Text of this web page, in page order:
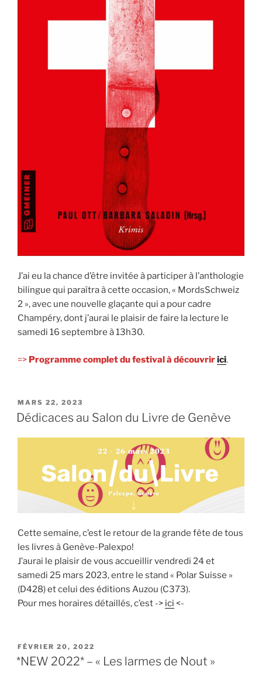
J’ai eu la chance d’être invitée à participer à l’anthologie
bilingue qui paraîtra à cette occasion, « MordsSchweiz
2 », avec une nouvelle glaçante qui a pour cadre
Champéry, dont j’aurai le plaisir de faire la lecture le
samedi 16 septembre à 13h30.
=> Programme complet du festival à découvririci.
PUBLIÉ
LE
MARS 22, 2023
Dédicaces au Salon du Livre de Genève
Cette semaine, c’est le retour de la grande fête de tous
les livres à Genève-Palexpo!
J’aurai le plaisir de vous accueillir vendredi 24 et
samedi 25 mars 2023, entre le stand « Polar Suisse »
(D428) et celui des éditions Auzou (C373).
Pour mes horaires détaillés, c’est -> ici <-
PUBLIÉ
LE
FÉVRIER 20, 2022
*NEW 2022* – « Les larmes de Nout »